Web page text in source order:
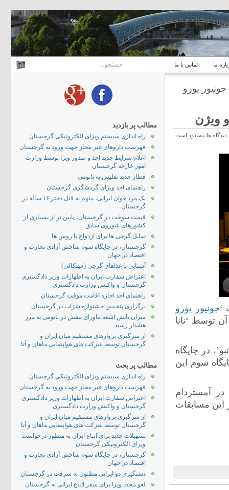
ما تماس با ما
یورو
ویژن
دیدگاه ها مسدود است
جونیور یورو
توسط ‘نانا
برای ترانه ‘نبو’، در جایگاه
از ارمنستان نیز با 98 امتیاز جایگاه سوم این
‘جونیور یورو ویژن 2012’ را که در آمستردام
پخش کرد. گرجستان تا کنون 6 بار در این مسابقات
مطالب پر بازدید
راه اندازی سیستم ویزای الکترونیکی گرجستان
فهرست داروهای غیر مجاز جهت ورود به گرجستان
اعلام شرایط جدید اخذ و صدور ویزا توسط وزارت
امور خارجه گرجستان
قطار جدید تفلیس به باتومی
راهنمای اخذ ویزای گردشگری گرجستان
یک مرد جوان ایرانی، متهم به قتل دختر ۱۶ ساله در
گرجستان
قیمت سوخت در گرجستان، پایین تر از بسیاری از
کشورهای شوروی سابق
تمایل گرجی ها برای ازدواج با روس ها
گرجستان، در جایگاه سوم شاخص آزادی تجارت و
اقتصاد در جهان
آشنایی با غذاهای گرجی (خینکالی)
اعتراض سفارت ایران به اظهارات وزیر دادگستری
گرجستان و واکنش وزارت دادگستری
راهنمای اخذ اجازه اقامت موقت گرجستان
برگزاری پنجمین جشنواره شراب در گرجستان
میزان تابش اشعه ماورای بنفش در باتومی به مرز
هشدار رسید
از سرگیری پروازهای مستقیم میان ایران و
گرجستان توسط شرکت های هواپیمایی ماهان و آتا
مطالب پر بحث
راه اندازی سیستم ویزای الکترونیکی گرجستان
فهرست داروهای غیر مجاز جهت ورود به گرجستان
اعتراض سفارت ایران به اظهارات وزیر دادگستری
گرجستان و واکنش وزارت دادگستری
از سرگیری پروازهای مستقیم میان ایران و
گرجستان توسط شرکت های هواپیمایی ماهان و آتا
تسهیلات جدید برای اتباع ایران به منظور درخواست
ویزای الکترونیکی گرجستان
گرجستان، در جایگاه سوم شاخص آزادی تجارت و
اقتصاد در جهان
دستگیری دو ایرانی مظنون به سرقت در گرجستان
لغو مجدد ویزا برای سفر اتباع ایرانی به گرجستان